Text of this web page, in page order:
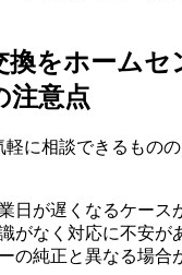
換をホームセ
注意点
軽に相談できるもの
日が遅くなるケース
がなく対応に不安が
の純正と異なる場合